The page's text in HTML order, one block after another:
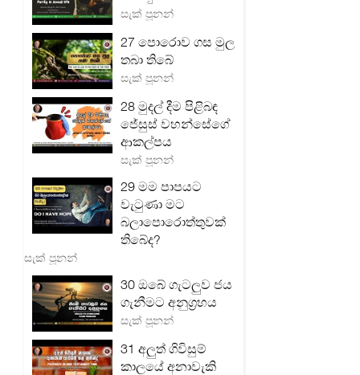
සැක් පූනන්
27 පොරොව ගස මුල
තබා තිබේ
සැක් පූනන්
28 මුදල් දීම පිළිබඳ
ජේසුස් වහන්සේගේ
ආකල්පය
සැක් පූනන්
29 මම පාපයට
වැටුණා මට
බලාපොරොත්තුවක්
තිබේද?
සැක් පූනන්
30 ඔබේ ගැටලු‍ව ජය
ගැනීමට අනුග්‍රහය
සැක් පූනන්
31 අලුත් ගිවිසුම්
කාලයේ අනාවැකි